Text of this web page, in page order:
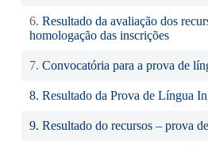
6. Resultado da avaliação dos
homologação das inscrições
7. Convocatória para a prova de
8. Resultado da Prova de Língua
9. Resultado do recursos – prova